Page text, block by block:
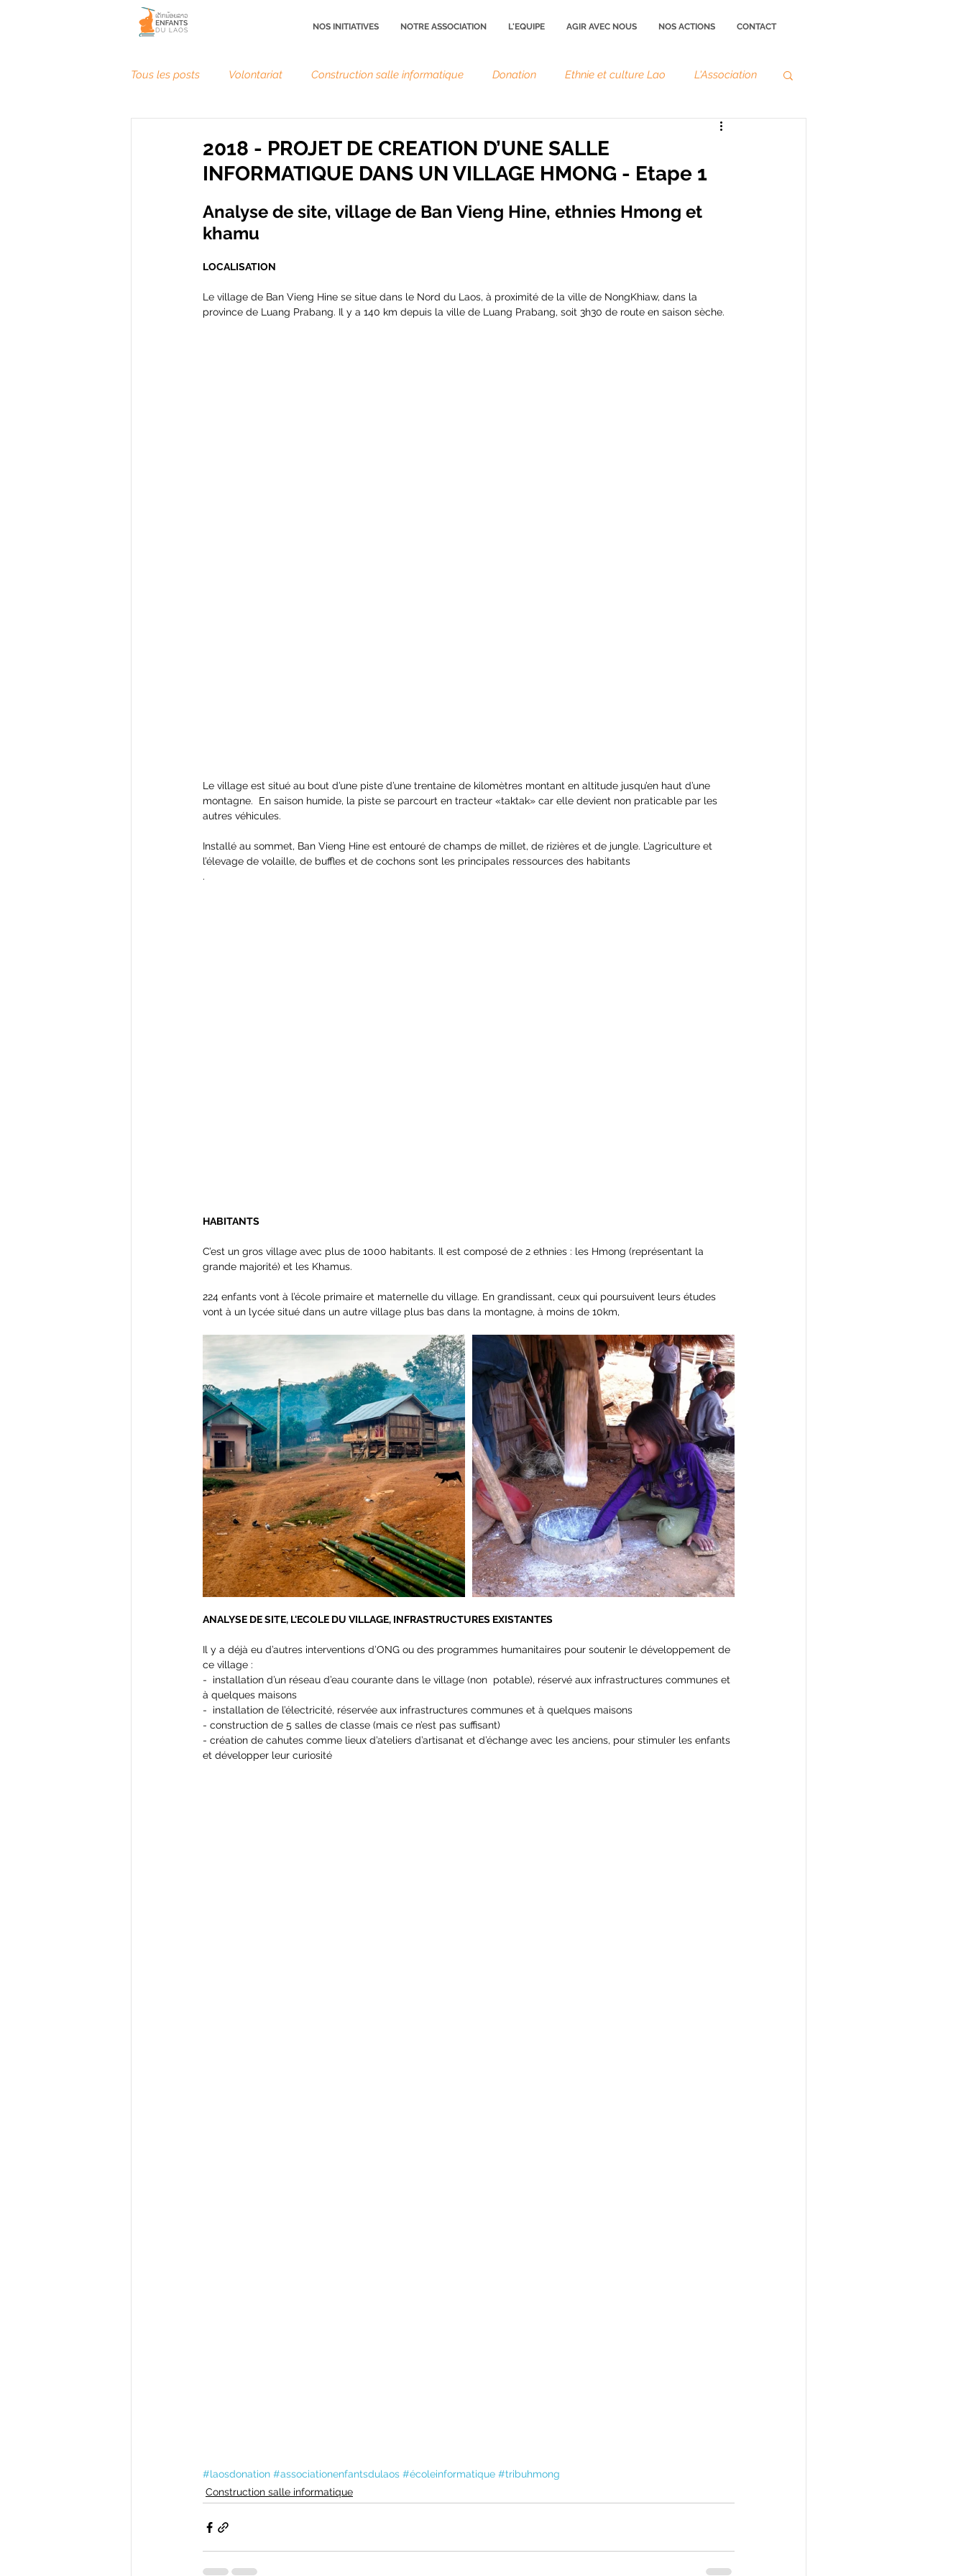
NOS INITIATIVES NOTRE ASSOCIATION L'EQUIPE AGIR AVEC NOUS NOS ACTIONS CONTACT
Tous les posts Volontariat Construction salle informatique Donation Ethnie et culture Lao L'Association
2018 - PROJET DE CREATION D’UNE SALLE
INFORMATIQUE DANS UN VILLAGE HMONG - Etape 1
Analyse de site, village de Ban Vieng Hine, ethnies Hmong et
khamu
LOCALISATION
Le village de Ban Vieng Hine se situe dans le Nord du Laos, à proximité de la ville de NongKhiaw, dans la
province de Luang Prabang. Il y a 140 km depuis la ville de Luang Prabang, soit 3h30 de route en saison sèche.
Le village est situé au bout d’une piste d’une trentaine de kilomètres montant en altitude jusqu’en haut d’une
montagne.  En saison humide, la piste se parcourt en tracteur «taktak» car elle devient non praticable par les
autres véhicules.
Installé au sommet, Ban Vieng Hine est entouré de champs de millet, de rizières et de jungle. L’agriculture et
l’élevage de volaille, de buffles et de cochons sont les principales ressources des habitants
.
HABITANTS
C’est un gros village avec plus de 1000 habitants. Il est composé de 2 ethnies : les Hmong (représentant la
grande majorité) et les Khamus.
224 enfants vont à l’école primaire et maternelle du village. En grandissant, ceux qui poursuivent leurs études
vont à un lycée situé dans un autre village plus bas dans la montagne, à moins de 10km,
ANALYSE DE SITE, L'ECOLE DU VILLAGE, INFRASTRUCTURES EXISTANTES
Il y a déjà eu d’autres interventions d’ONG ou des programmes humanitaires pour soutenir le développement de
ce village :
-  installation d’un réseau d’eau courante dans le village (non  potable), réservé aux infrastructures communes et
à quelques maisons
-  installation de l’électricité, réservée aux infrastructures communes et à quelques maisons
- construction de 5 salles de classe (mais ce n’est pas suffisant)
- création de cahutes comme lieux d’ateliers d’artisanat et d’échange avec les anciens, pour stimuler les enfants
et développer leur curiosité
#laosdonation #associationenfantsdulaos #écoleinformatique #tribuhmong
Construction salle informatique